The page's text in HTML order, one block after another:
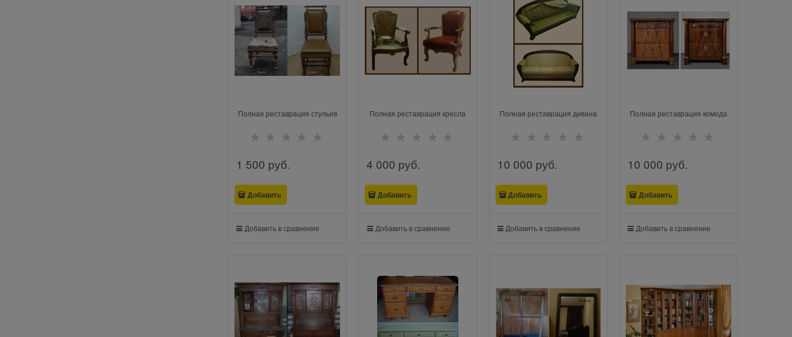
Полная реставрация стульев
1 500 руб.
Добавить
Добавить в сравнение
Полная реставрация кресла
4 000 руб.
Добавить
Добавить в сравнение
Полная реставрация дивана
10 000 руб.
Добавить
Добавить в сравнение
Полная реставрация комода
10 000 руб.
Добавить
Добавить в сравнение